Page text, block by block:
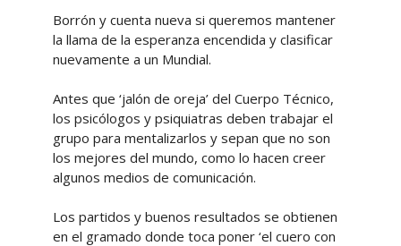
Borrón y cuenta nueva si queremos mantener
la llama de la esperanza encendida y clasificar
nuevamente a un Mundial.
Antes que ‘jalón de oreja’ del Cuerpo Técnico,
los psicólogos y psiquiatras deben trabajar el
grupo para mentalizarlos y sepan que no son
los mejores del mundo, como lo hacen creer
algunos medios de comunicación.
Los partidos y buenos resultados se obtienen
en el gramado donde toca poner ‘el cuero con